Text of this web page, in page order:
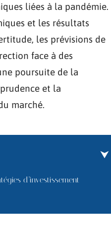
liées à la pandémie.
et les résultats
les prévisions de
face à des
poursuite de la
et la
marché.
d’investissement